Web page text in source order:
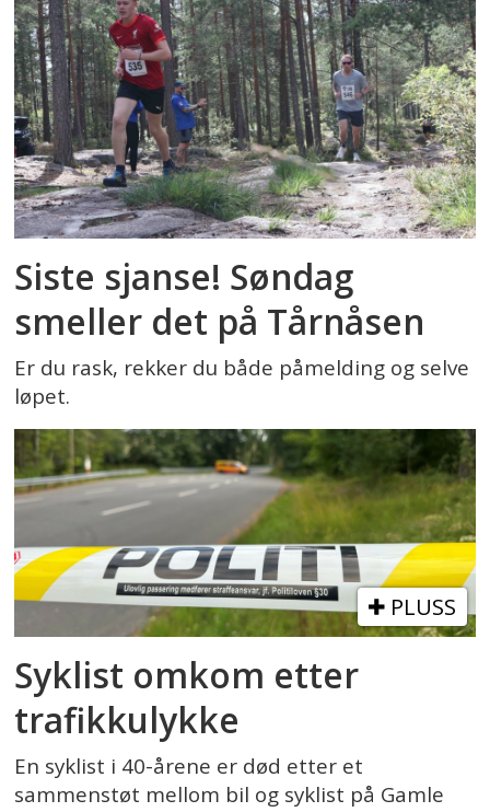
Siste sjanse! Søndag
smeller det på Tårnåsen
Er du rask, rekker du både påmelding og selve
løpet.
PLUSS
Syklist omkom etter
trafikkulykke
En syklist i 40-årene er død etter et
sammenstøt mellom bil og syklist på Gamle